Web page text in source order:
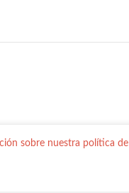
sobre nuestra política de